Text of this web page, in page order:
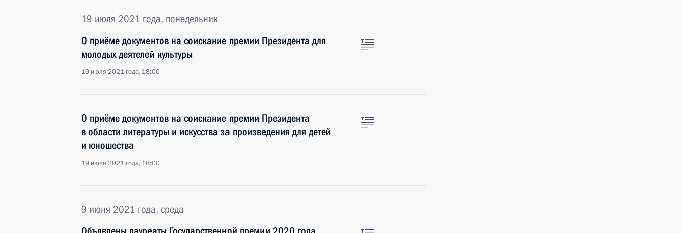
19 июля 2021 года, понедельник
О приёме документов на соискание премии Президента для
молодых деятелей культуры
19 июля 2021 года, 18:00
О приёме документов на соискание премии Президента
в области литературы и искусства за произведения для детей
и юношества
19 июля 2021 года, 18:00
9 июня 2021 года, среда